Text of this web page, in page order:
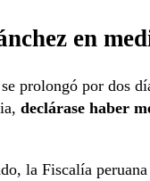
en
prolongó por dos
declárase haber
la Fiscalía